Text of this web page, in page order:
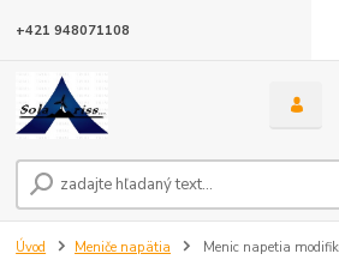
+421 948071108
Úvod Meniče napätia Menic napetia